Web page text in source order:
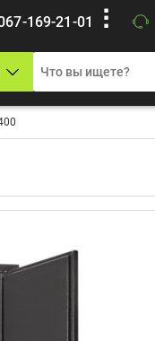
169-21-01